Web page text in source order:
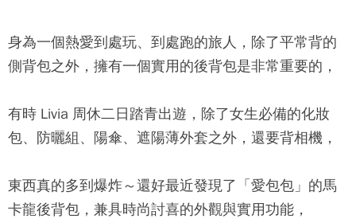
身為一個熱愛到處玩、到處跑的旅人，除了平常背的
側背包之外，擁有一個實用的後背包是非常重要的，
有時 Livia 周休二日踏青出遊，除了女生必備的化妝
包、防曬組、陽傘、遮陽薄外套之外，還要背相機，
東西真的多到爆炸～還好最近發現了「 愛包包 」的馬
卡龍後背包 ，兼具時尚討喜的外觀與實用功能，